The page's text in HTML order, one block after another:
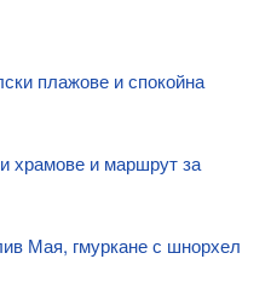
плажове и спокойна
храмове и маршрут за
Мая, гмуркане с шнорхел